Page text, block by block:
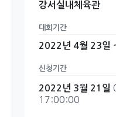
강서실내체육관
대회기간
2022년 4월 23일
신청기간
2022년 3월 21일
17:00:00